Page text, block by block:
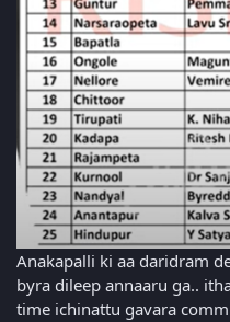
Anakapalli ki aa daridram
byra dileep annaaru ga..
time ichinattu gavara